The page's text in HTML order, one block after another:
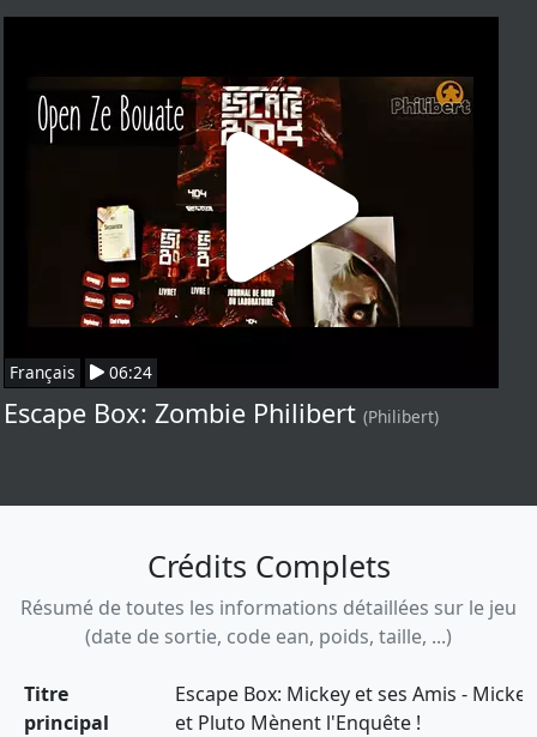
Français 06:24
Escape Box: Zombie Philibert (Philibert)
Crédits Complets
Résumé de toutes les informations détaillées sur le jeu
(date de sortie, code ean, poids, taille, ...)
Titre
principal
Escape Box: Mickey et ses Amis - Mickey
et Pluto Mènent l'Enquête !